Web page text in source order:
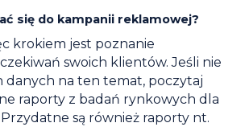
się do kampanii reklamowej?
krokiem jest poznanie
swoich klientów. Jeśli nie
danych na ten temat, poczytaj
raporty z badań rynkowych dla
są również raporty nt.